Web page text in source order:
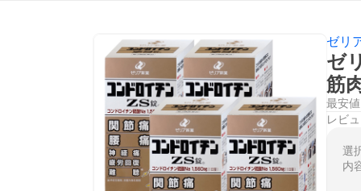
ゼリ
ゼ
筋
最安値
レビ
選
内